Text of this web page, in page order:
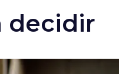
decidir